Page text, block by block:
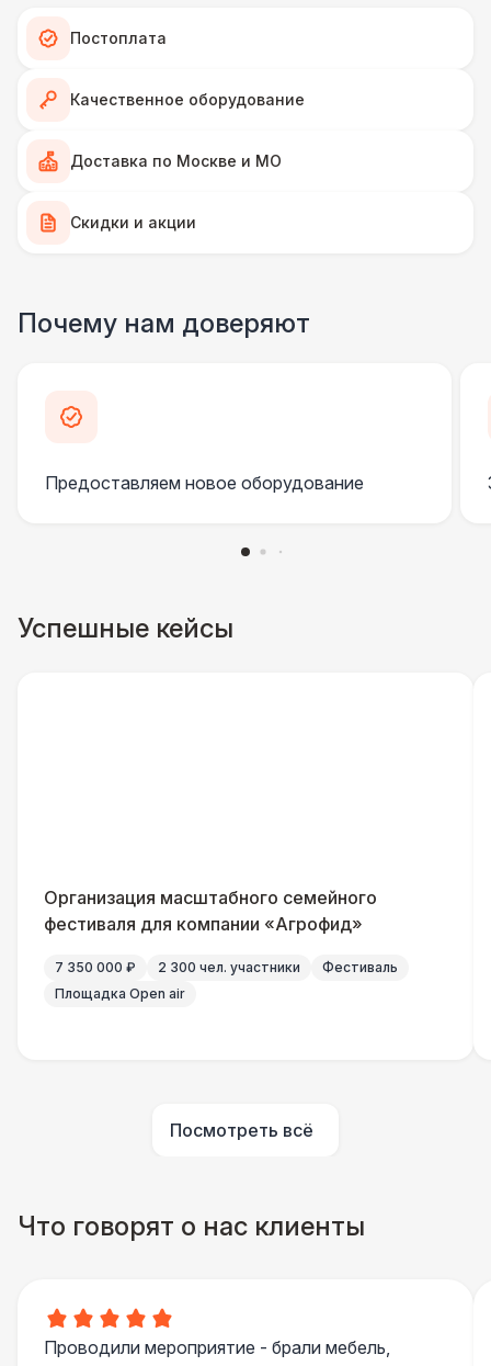
ФОТОСЕССИЯ
Грузчики
Фотограф
Gif стойка
Столбики ограждения (1м)
Постоплата
Качественное оборудование
Доставка по Москве и МО
Скидки и акции
Почему нам доверяют
Предоставляем новое оборудование
Успешные кейсы
Организация масштабного семейного
фестиваля для компании «Агрофид»
7 350 000 ₽ 2 300 чел. участники
Фестиваль
Площадка Open air
Посмотреть всё
Что говорят о нас клиенты
Проводили мероприятие - брали мебель,